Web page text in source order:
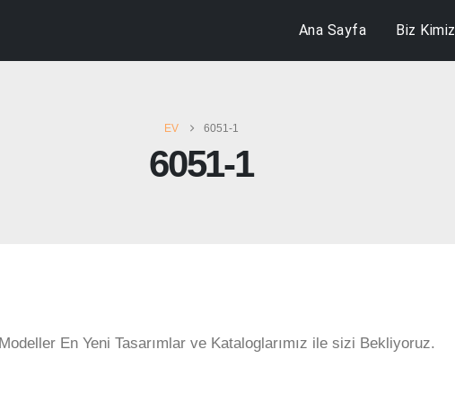
Ana Sayfa Biz Kimiz
EV 6051-1
6051-1
En Yeni Tasarımlar ve Kataloglarımız ile sizi Bekliyoruz.